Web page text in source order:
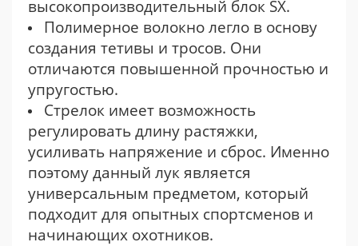
высокопроизводительный блок SX.
Полимерное волокно легло в основу
создания тетивы и тросов. Они
отличаются повышенной прочностью и
упругостью.
Стрелок имеет возможность
регулировать длину растяжки,
усиливать напряжение и сброс. Именно
поэтому данный лук является
универсальным предметом, который
подходит для опытных спортсменов и
начинающих охотников.